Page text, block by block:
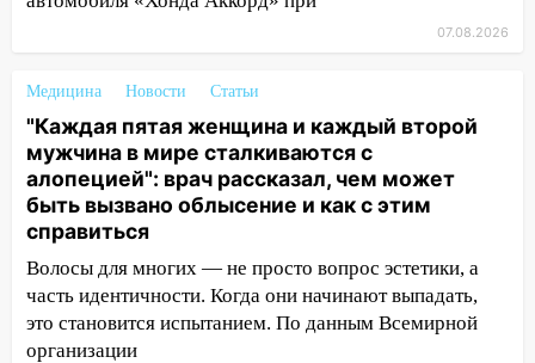
Ульяновской области завели дело на
15:47
На улице Радищева сбили
курьера: крупная авария в Ульяновске
15:15 Проводил до квартиры и ограбил:
новый кавалер женщины оказался
рецидивистом
14:26
по улице Ефремова
14:23 67% ульяновцев готовы
передумать увольняться, если им
07.08.2026
Медицина Новости Статьи
"Каждая пятая женщина и каждый второй
мужчина в мире сталкиваются с
алопецией": врач рассказал, чем может
быть вызвано облысение и как с этим
справиться
Волосы для многих — не просто вопрос эстетики, а
часть идентичности. Когда они начинают выпадать,
это становится испытанием. По данным Всемирной
организации